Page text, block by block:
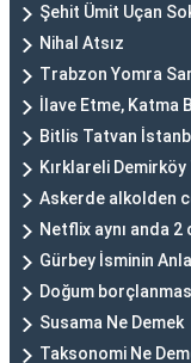
Şehit Ümit Uçan
Nihal Atsız
Trabzon Yomra
İlave Etme, Katma
Bitlis Tatvan
Kırklareli
Askerde alkolden
Netflix aynı anda 2
Gürbey İsminin
Doğum
Susama Ne Demek
Taksonomi Ne